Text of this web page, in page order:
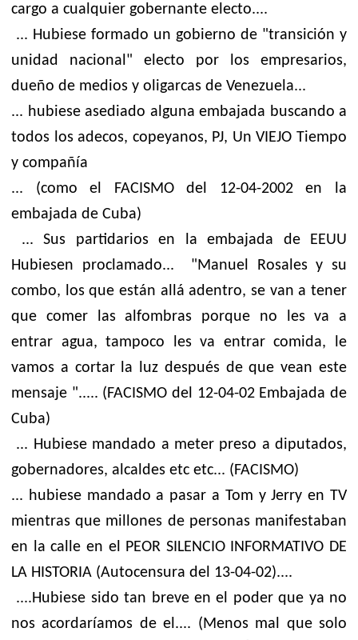
cargo a cualquier gobernante electo....
... Hubiese formado un gobierno de "transición y
unidad nacional" electo por los empresarios,
dueño de medios y oligarcas de Venezuela...
... hubiese asediado alguna embajada buscando a
todos los adecos, copeyanos, PJ, Un VIEJO Tiempo
y compañía
... (como el FACISMO del 12-04-2002 en la
embajada de Cuba)
... Sus partidarios en la embajada de EEUU
Hubiesen proclamado... "Manuel Rosales y su
combo, los que están allá adentro, se van a tener
que comer las alfombras porque no les va a
entrar agua, tampoco les va entrar comida, le
vamos a cortar la luz después de que vean este
mensaje "..... (FACISMO del 12-04-02 Embajada de
Cuba)
... Hubiese mandado a meter preso a diputados,
gobernadores, alcaldes etc etc... (FACISMO)
... hubiese mandado a pasar a Tom y Jerry en TV
mientras que millones de personas manifestaban
en la calle en el PEOR SILENCIO INFORMATIVO DE
LA HISTORIA (Autocensura del 13-04-02)....
....Hubiese sido tan breve en el poder que ya no
nos acordaríamos de el.... (Menos mal que solo